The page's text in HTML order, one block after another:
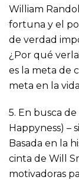
William
fortuna y el
de verdad
¿Por qué
es la meta de
meta en la
5. En busca
Happyness) –
Basada en la
cinta de Will
motivadoras